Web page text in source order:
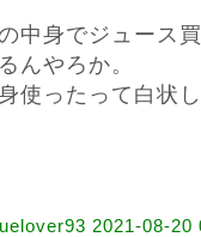
中身でジュース
んやろか。
使ったって白状
2021-08-20